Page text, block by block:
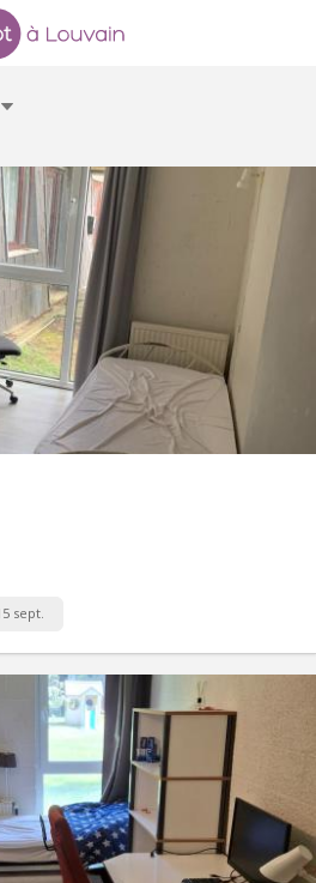
sept.
KV 2256
équipée d’un évier. Résidence
et d’un cadre verdoyant. Loyer €450 /
Garantie locative €700 Taxe de
Commun de 8 chambres au rez-de-
1 salle de douche, 2 WC, 1...
KV 2269
Kot à louer Louvain la Neuve